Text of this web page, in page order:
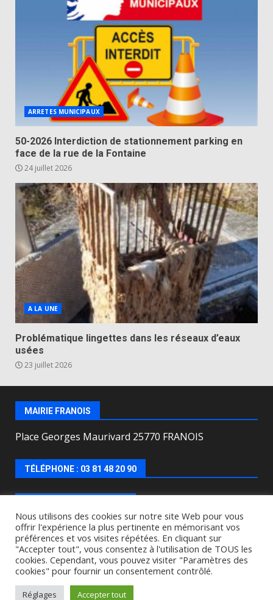
ARRETES MUNICIPAUX
50-2026 Interdiction de stationnement parking en
face de la rue de la Fontaine
24 juillet 2026
A LA UNE
Problématique lingettes dans les réseaux d’eaux
usées
23 juillet 2026
MAIRIE FRANOIS
Place Georges Maurivard 25770 FRANOIS
TÉLÉPHONE : 03 81 48 20 90
Lundi, mercredi, jeudi, vendredi de : 8h00 à 12h00 et
le Mardi de 9h00 à 12h00 et de 16h30 à 18h30.
Copyright © All rights reserved.| DarkNews
themes.
Nous utilisons des cookies sur notre site Web pour vous
offrir l'expérience la plus pertinente en mémorisant vos
préférences et vos visites répétées. En cliquant sur
"Accepter tout", vous consentez à l'utilisation de TOUS les
cookies. Cependant, vous pouvez visiter "Paramètres des
cookies" pour fournir un consentement contrôlé.
Réglages Accepter tout